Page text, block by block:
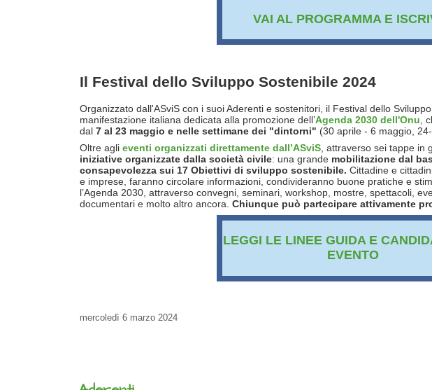
VAI AL PROGRAMMA E
Il Festival dello Sviluppo Sostenibile 2024
Organizzato dall'ASviS con i suoi Aderenti e sostenitori, il Festival dello
manifestazione italiana dedicata alla promozione dell’Agenda 2030 dell'Onu ,
dal 7 al 23 maggio e nelle settimane dei "dintorni" (30 aprile - 6 maggio,
Oltre agli eventi organizzati direttamente dall’ASviS , attraverso sei tappe in
iniziative organizzate dalla società civile: una grande mobilitazione dal
consapevolezza sui 17 Obiettivi di sviluppo sostenibile. Cittadine e
e imprese, faranno circolare informazioni, condivideranno buone pratiche e
l’Agenda 2030, attraverso convegni, seminari, workshop, mostre, spettacoli,
documentari e molto altro ancora. Chiunque può partecipare attivamente
LEGGI LE LINEE GUIDA E
EVENTO
mercoledì 6 marzo 2024